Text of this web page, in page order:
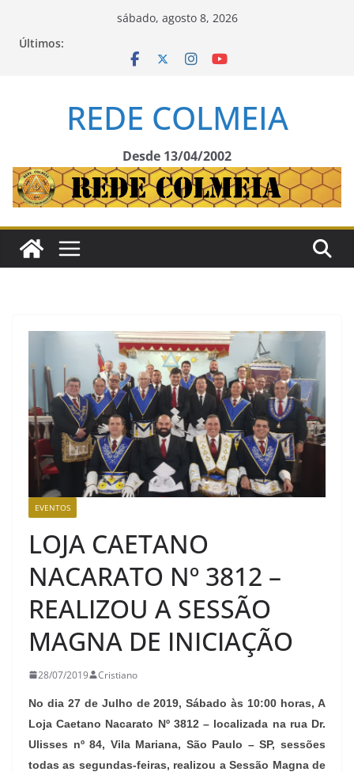
sábado, agosto 8, 2026
Últimos:
REDE COLMEIA
Desde 13/04/2002
EVENTOS
LOJA CAETANO
NACARATO Nº 3812 –
REALIZOU A SESSÃO
MAGNA DE INICIAÇÃO
28/07/2019 Cristiano
No dia 27 de Julho de 2019, Sábado às 10:00 horas, A
Loja Caetano Nacarato Nº 3812 – localizada na rua Dr.
Ulisses nº 84, Vila Mariana, São Paulo – SP, sessões
todas as segundas-feiras, realizou a Sessão Magna de